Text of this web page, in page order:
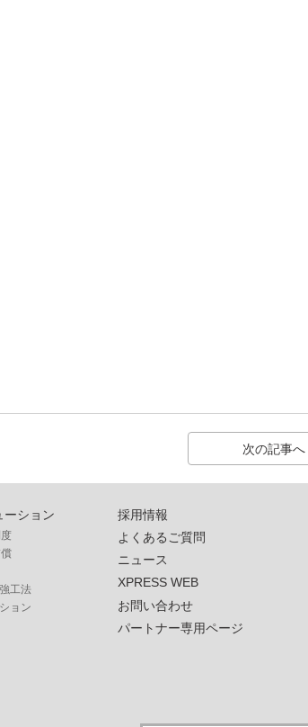
次の記事へ
ーション
工法
ョン
採用情報
よくあるご質問
ニュース
XPRESS WEB
お問い合わせ
パートナー専用ページ